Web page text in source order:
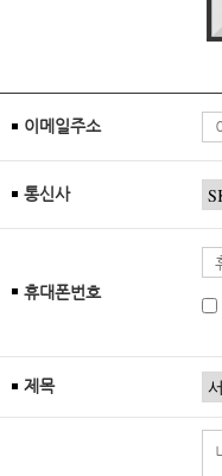
이메일주소
통신사
휴대폰번호
제목